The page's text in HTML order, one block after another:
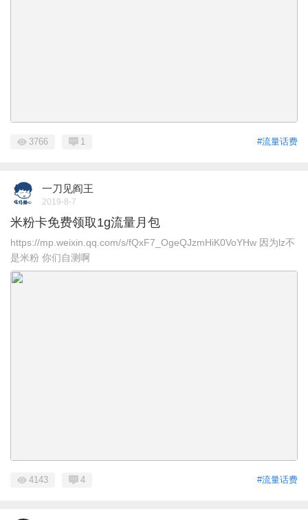
#流量话费
3766 1
一刀见阎王
2019-8-7
米粉卡免费领取1g流量月包
https://mp.weixin.qq.com/s/fQxF7_OgeQJzmHiK0VoYHw 因为lz不
是米粉 你们自测啊
#流量话费
4143 4